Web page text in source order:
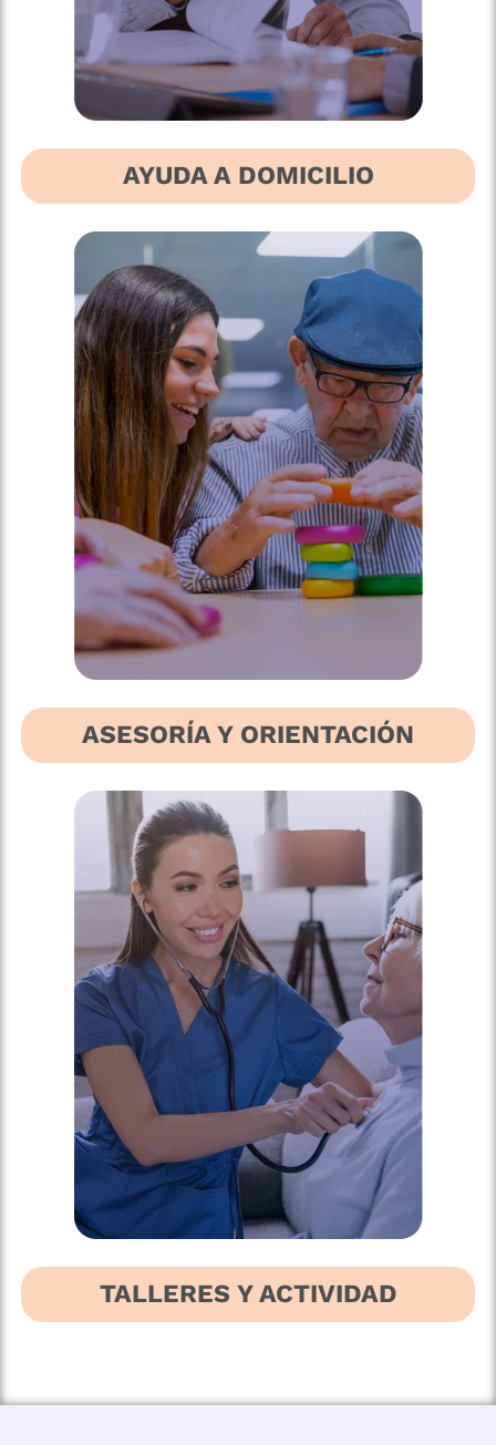
AYUDA A DOMICILIO
ASESORÍA Y ORIENTACIÓN
TALLERES Y ACTIVIDAD